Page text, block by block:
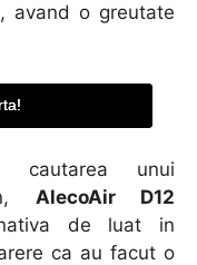
avand o greutate
unui
AlecoAir D12
de luat in
ca au facut o